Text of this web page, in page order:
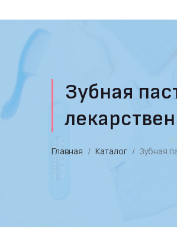
Зубная
Главная Каталог Зубная